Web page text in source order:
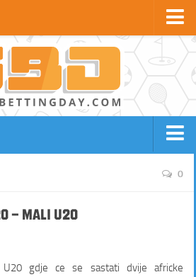
CRICKET SITES
0
– Mali U20
gdje ce se sastati dvije africke